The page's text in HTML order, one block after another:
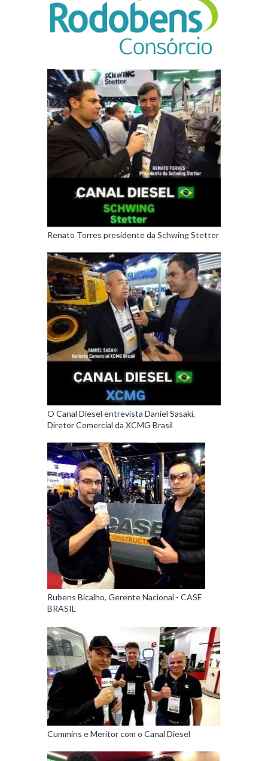
Renato Torres presidente da Schwing Stetter
O Canal Diesel entrevista Daniel Sasaki,
Diretor Comercial da XCMG Brasil
Rubens Bicalho, Gerente Nacional - CASE
BRASIL
Cummins e Meritor com o Canal Diesel